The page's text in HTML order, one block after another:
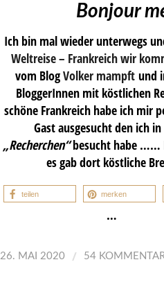
Bonjour
Ich bin mal wieder unterwegs
Weltreise – Frankreich wir
vom BlogVolker mampft und
BloggerInnen mit köstlichen
schöne Frankreich habe ich mir
Gast ausgesucht den ich
„Recherchen“besucht habe ……
es gab dort köstliche
teilen merken
…
26. MAI 2020 / 54